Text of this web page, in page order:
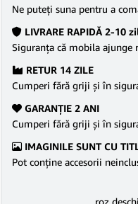
Ne puteţi suna pentru a
LIVRARE RAPIDĂ 2-10
Siguranţa că mobila ajunge
RETUR 14 ZILE
Cumperi fără griji şi în
GARANŢIE 2 ANI
Cumperi fără griji şi în
IMAGINILE SUNT CU
Pot conține accesorii
roz